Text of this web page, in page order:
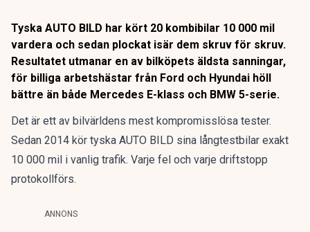
Tyska AUTO BILD har kört 20 kombibilar 10 000 mil
vardera och sedan plockat isär dem skruv för skruv.
Resultatet utmanar en av bilköpets äldsta sanningar,
för billiga arbetshästar från Ford och Hyundai höll
bättre än både Mercedes E-klass och BMW 5-serie.
Det är ett av bilvärldens mest kompromisslösa tester.
Sedan 2014 kör tyska AUTO BILD sina långtestbilar exakt
10 000 mil i vanlig trafik. Varje fel och varje driftstopp
protokollförs.
ANNONS